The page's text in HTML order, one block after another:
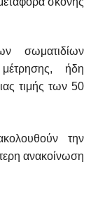
σωματιδίων
ήδη
τιμής των 50
την
ανακοίνωση